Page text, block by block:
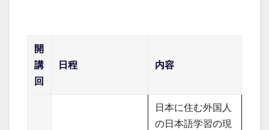
開
講
回
日程 内容
日本に住む外国人
の日本語学習の現